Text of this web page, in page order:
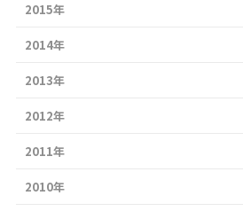
2015年
2014年
2013年
2012年
2011年
2010年